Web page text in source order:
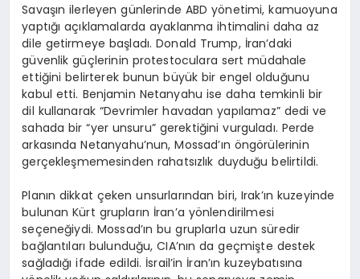
Savaşın ilerleyen günlerinde ABD yönetimi, kamuoyuna
yaptığı açıklamalarda ayaklanma ihtimalini daha az
dile getirmeye başladı. Donald Trump, İran’daki
güvenlik güçlerinin protestoculara sert müdahale
ettiğini belirterek bunun büyük bir engel olduğunu
kabul etti. Benjamin Netanyahu ise daha temkinli bir
dil kullanarak “Devrimler havadan yapılamaz” dedi ve
sahada bir “yer unsuru” gerektiğini vurguladı. Perde
arkasında Netanyahu’nun, Mossad’ın öngörülerinin
gerçekleşmemesinden rahatsızlık duyduğu belirtildi.
Planın dikkat çeken unsurlarından biri, Irak’ın kuzeyinde
bulunan Kürt grupların İran’a yönlendirilmesi
seçeneğiydi. Mossad’ın bu gruplarla uzun süredir
bağlantıları bulunduğu, CIA’nın da geçmişte destek
sağladığı ifade edildi. İsrail’in İran’ın kuzeybatısına